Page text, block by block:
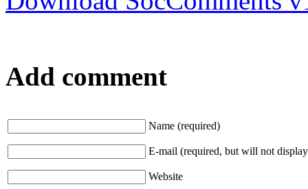
Add comment
Name (required)
E-mail (required, but will not
Website